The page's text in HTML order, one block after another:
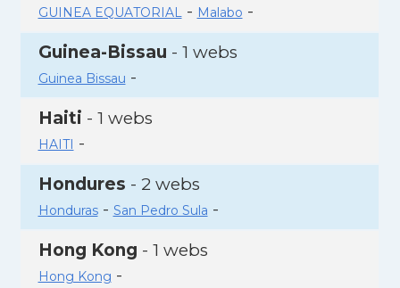
GUINEA EQUATORIAL- Malabo -
Guinea-Bissau - 1 webs
Guinea Bissau -
Haiti - 1 webs
HAITI -
Hondures - 2 webs
Honduras- San Pedro Sula -
Hong Kong - 1 webs
Hong Kong -